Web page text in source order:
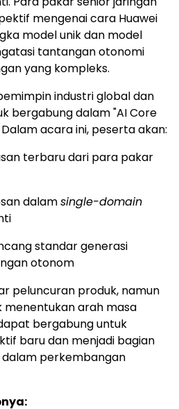
mengenai cara Huawei
model unik dan model
tantangan otonomi
yang kompleks.
industri global dan
bergabung dalam "AI Core
acara ini, peserta akan:
terbaru dari para pakar
dalamsingle-domain
standar generasi
otonom
peluncuran produk, namun
arah masa
bergabung untuk
baru dan menjadi bagian
perkembangan